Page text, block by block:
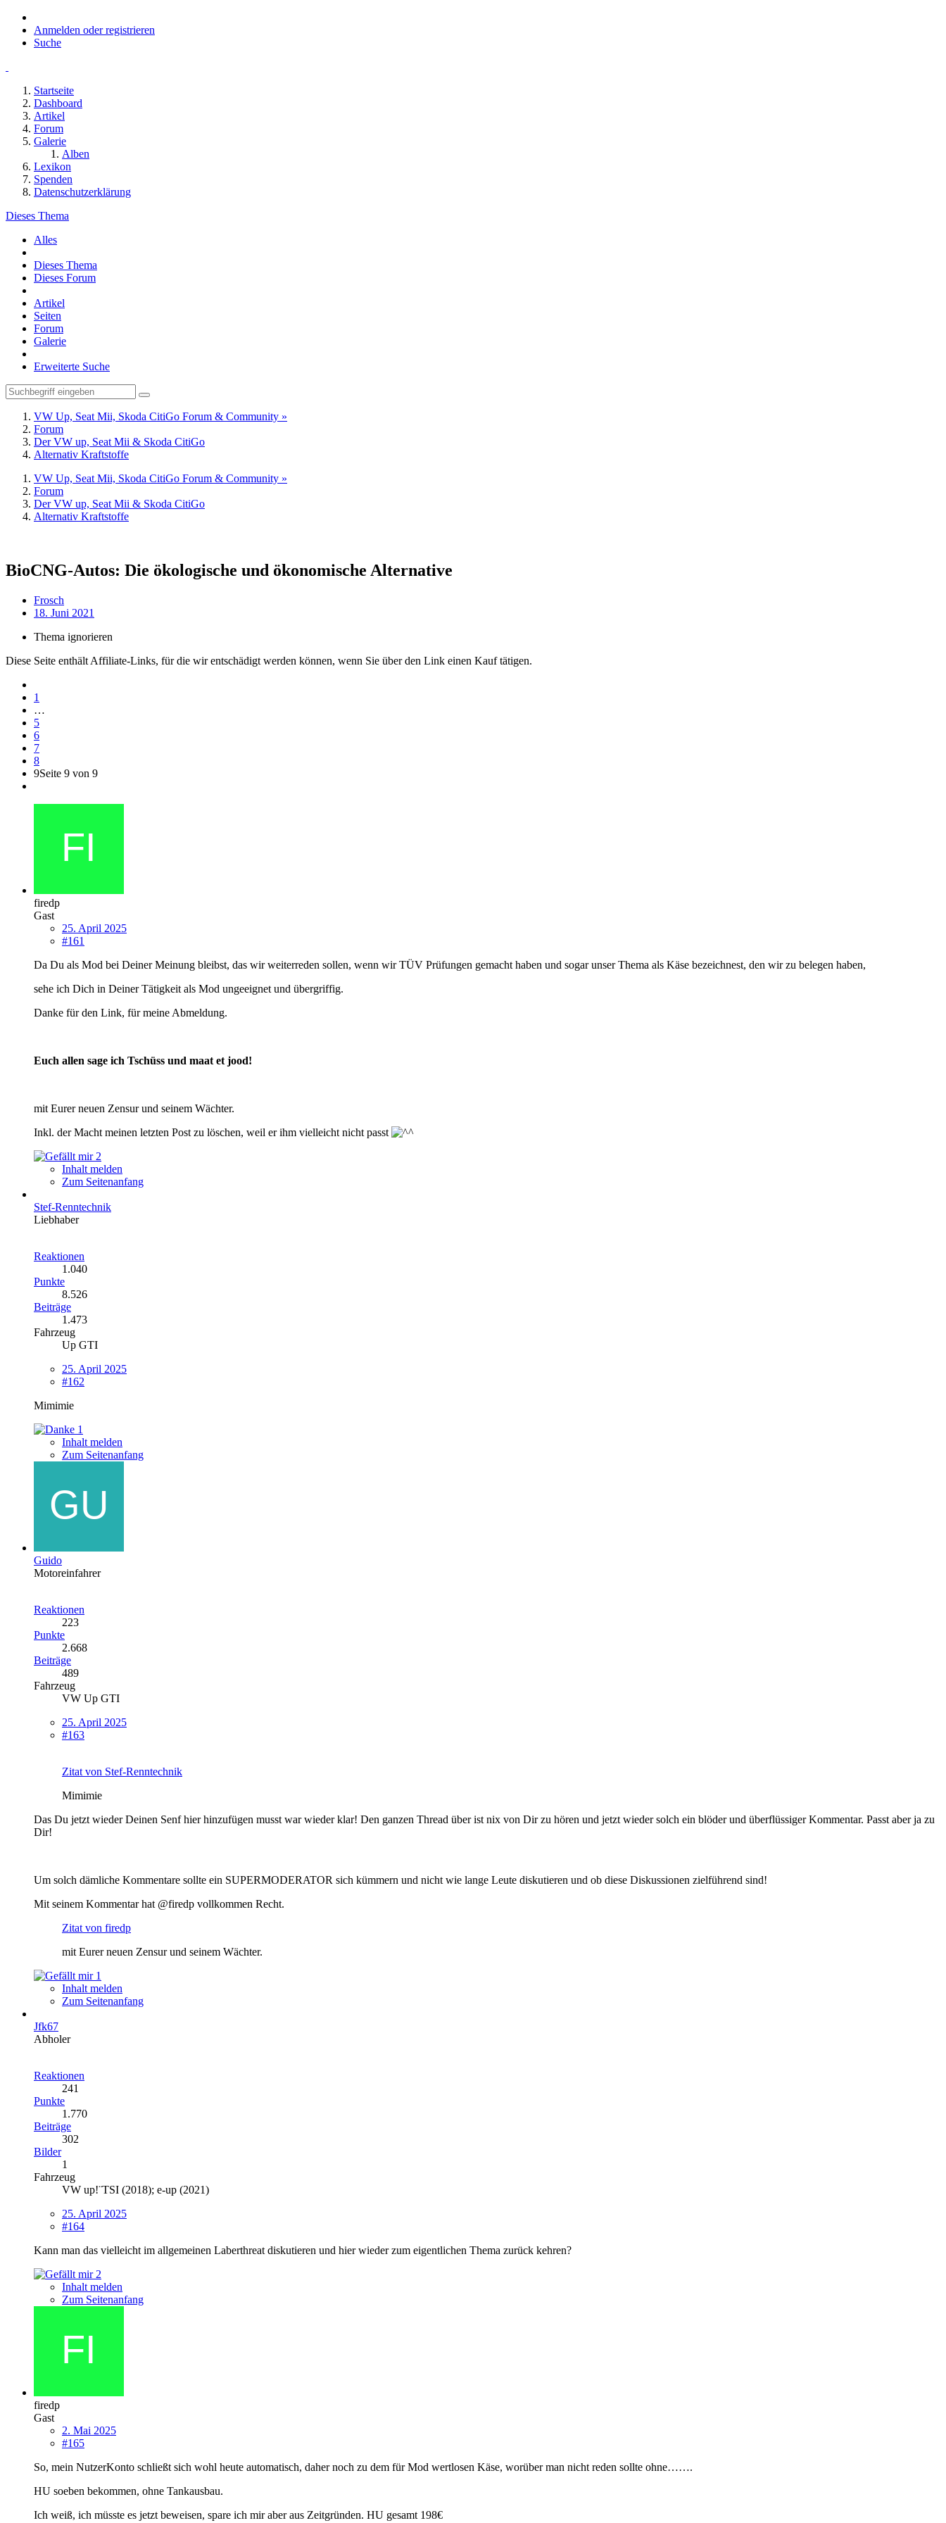
Anmelden oder registrieren
Suche
Startseite
Dashboard
Artikel
Forum
Galerie
Alben
Lexikon
Spenden
Datenschutzerklärung
Dieses Thema
Alles
Dieses Thema
Dieses Forum
Artikel
Seiten
Forum
Galerie
Erweiterte Suche
VW Up, Seat Mii, Skoda CitiGo Forum & Community »
Forum
Der VW up, Seat Mii & Skoda CitiGo
Alternativ Kraftstoffe
VW Up, Seat Mii, Skoda CitiGo Forum & Community »
Forum
Der VW up, Seat Mii & Skoda CitiGo
Alternativ Kraftstoffe
BioCNG-Autos: Die ökologische und ökonomische Alternative
Frosch
18. Juni 2021
Thema ignorieren
Diese Seite enthält Affiliate-Links, für die wir entschädigt werden können, wenn Sie über den Link einen Kauf tätigen.
1
…
5
6
7
8
9Seite 9 von 9
firedp
Gast
25. April 2025
#161
Da Du als Mod bei Deiner Meinung bleibst, das wir weiterreden sollen, wenn wirTÜV Prüfungen gemacht haben und sogar unser Thema als Käse bezeichnest, den wir zu belegen haben,
sehe ich Dich in Deiner Tätigkeit als Mod ungeeignet und übergriffig.
Danke für den Link, für meine Abmeldung.
Euch allen sage ich Tschüss und maat et jood!
mit Eurer neuen Zensur und seinem Wächter.
Inkl. der Macht meinen letzten Post zu löschen, weil er ihm vielleicht nicht passt
2
Inhalt melden
Zum Seitenanfang
Stef-Renntechnik
Liebhaber
Reaktionen
1.040
Punkte
8.526
Beiträge
1.473
Fahrzeug
Up GTI
25. April 2025
#162
Mimimie
1
Inhalt melden
Zum Seitenanfang
Guido
Motoreinfahrer
Reaktionen
223
Punkte
2.668
Beiträge
489
Fahrzeug
VW Up GTI
25. April 2025
#163
Zitat von Stef-Renntechnik
Mimimie
Das Du jetzt wieder Deinen Senf hier hinzufügen musst war wieder klar! Den ganzen Thread über ist nix von Dir zu hören und jetzt wieder solch ein blöder und überflüssiger Kommentar. Passt aber ja zu
Dir!
Um solch dämliche Kommentare sollte ein SUPERMODERATOR sich kümmern und nicht wie lange Leute diskutieren und ob diese Diskussionen zielführend sind!
Mit seinem Kommentar hat @firedp vollkommen Recht.
Zitat von firedp
mit Eurer neuen Zensur und seinem Wächter.
1
Inhalt melden
Zum Seitenanfang
Jfk67
Abholer
Reaktionen
241
Punkte
1.770
Beiträge
302
Bilder
1
Fahrzeug
VW up!¨TSI (2018); e-up (2021)
25. April 2025
#164
Kann man das vielleicht im allgemeinen Laberthreat diskutieren und hier wieder zum eigentlichen Thema zurück kehren?
2
Inhalt melden
Zum Seitenanfang
firedp
Gast
2. Mai 2025
#165
So, mein NutzerKonto schließt sich wohl heute automatisch, daher noch zu dem für Mod wertlosen Käse, worüber man nicht reden sollte ohne…….
HU soeben bekommen, ohne Tankausbau.
Ich weiß, ich müsste es jetzt beweisen, spare ich mir aber aus Zeitgründen. HU gesamt 198€